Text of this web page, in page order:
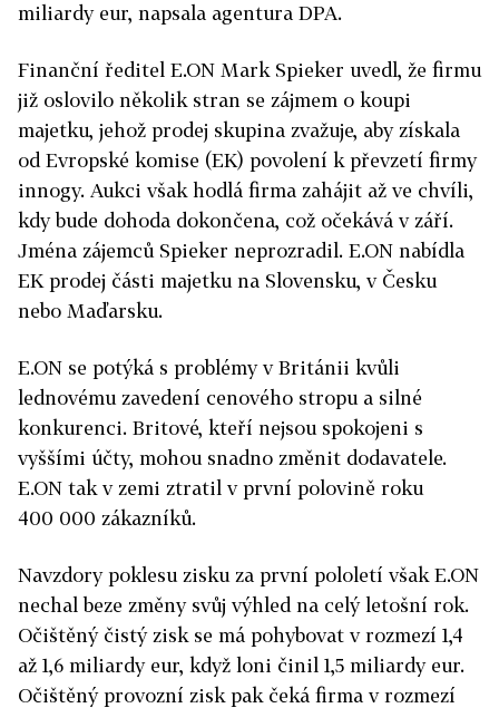
miliardy eur, napsala agentura DPA.
Finanční ředitel E.ON Mark Spieker uvedl, že firmu
již oslovilo několik stran se zájmem o koupi
majetku, jehož prodej skupina zvažuje, aby získala
od Evropské komise (EK) povolení k převzetí firmy
innogy. Aukci však hodlá firma zahájit až ve chvíli,
kdy bude dohoda dokončena, což očekává v září.
Jména zájemců Spieker neprozradil. E.ON nabídla
EK prodej části majetku na Slovensku, v Česku
nebo Maďarsku.
E.ON se potýká s problémy v Británii kvůli
lednovému zavedení cenového stropu a silné
konkurenci. Britové, kteří nejsou spokojeni s
vyššími účty, mohou snadno změnit dodavatele.
E.ON tak v zemi ztratil v první polovině roku
400 000 zákazníků.
Navzdory poklesu zisku za první pololetí však E.ON
nechal beze změny svůj výhled na celý letošní rok.
Očištěný čistý zisk se má pohybovat v rozmezí 1,4
až 1,6 miliardy eur, když loni činil 1,5 miliardy eur.
Očištěný provozní zisk pak čeká firma v rozmezí